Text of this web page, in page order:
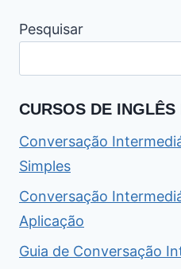
Pesquisar
CURSOS DE INGLÊS
Conversação
Simples
Conversação
Aplicação
Guia de Conversação